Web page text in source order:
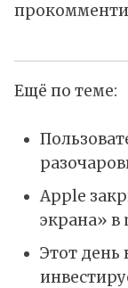
Ещё по теме:
Apple
экрана» в
Этот день